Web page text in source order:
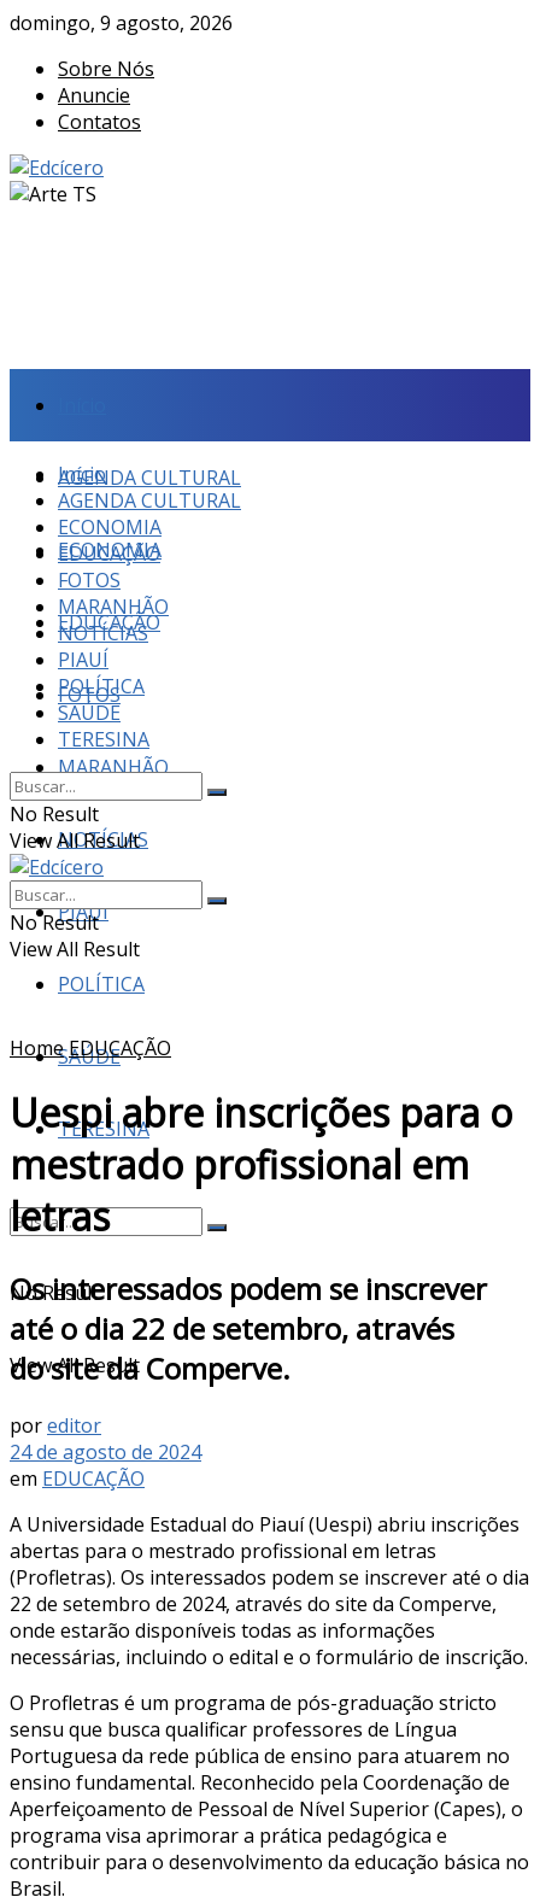
domingo, 9 agosto, 2026
Sobre Nós
Anuncie
Contatos
AGENDA CULTURAL
ECONOMIA
EDUCAÇÃO
FOTOS
MARANHÃO
NOTÍCIAS
PIAUÍ
POLÍTICA
SAÚDE
TERESINA
No Result
View All Result
Início
AGENDA CULTURAL
ECONOMIA
EDUCAÇÃO
FOTOS
MARANHÃO
NOTÍCIAS
PIAUÍ
POLÍTICA
SAÚDE
TERESINA
No Result
View All Result
No Result
View All Result
Home EDUCAÇÃO
Uespi abre inscrições para o
mestrado profissional em
letras
Os interessados podem se inscrever
até o dia 22 de setembro, através
do site da Comperve.
poreditor
24 de agosto de 2024
em EDUCAÇÃO
A Universidade Estadual do Piauí (Uespi) abriu inscrições
abertas para o mestrado profissional em letras
(Profletras). Os interessados podem se inscrever até o dia
22 de setembro de 2024, através do site da Comperve,
onde estarão disponíveis todas as informações
necessárias, incluindo o edital e o formulário de inscrição.
O Profletras é um programa de pós-graduação stricto
sensu que busca qualificar professores de Língua
Portuguesa da rede pública de ensino para atuarem no
ensino fundamental. Reconhecido pela Coordenação de
Aperfeiçoamento de Pessoal de Nível Superior (Capes), o
programa visa aprimorar a prática pedagógica e
contribuir para o desenvolvimento da educação básica no
Brasil.